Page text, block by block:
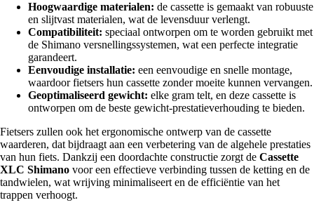
Hoogwaardige materialen: de cassette is gemaakt van robuuste
en slijtvast materialen, wat de levensduur verlengt.
Compatibiliteit: speciaal ontworpen om te worden gebruikt met
de Shimano versnellingssystemen, wat een perfecte integratie
garandeert.
Eenvoudige installatie: een eenvoudige en snelle montage,
waardoor fietsers hun cassette zonder moeite kunnen vervangen.
Geoptimaliseerd gewicht: elke gram telt, en deze cassette is
ontworpen om de beste gewicht-prestatieverhouding te bieden.
Fietsers zullen ook het ergonomische ontwerp van de cassette
waarderen, dat bijdraagt aan een verbetering van de algehele prestaties
van hun fiets. Dankzij een doordachte constructie zorgt de Cassette
XLC Shimano voor een effectieve verbinding tussen de ketting en de
tandwielen, wat wrijving minimaliseert en de efficiëntie van het
trappen verhoogt.